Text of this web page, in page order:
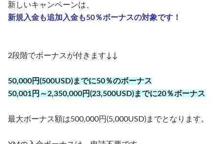
新しいキャンペーンは、
新規入金も追加入金も50％ボーナスの対象です！
2段階でボーナスが付きます↓↓
50,000円(500USD)までに50％のボーナス
50,001円～2,350,000円(23,500USD)までに20％ボーナス
最大ボーナス額は500,000円(5,000USD)までとなります。